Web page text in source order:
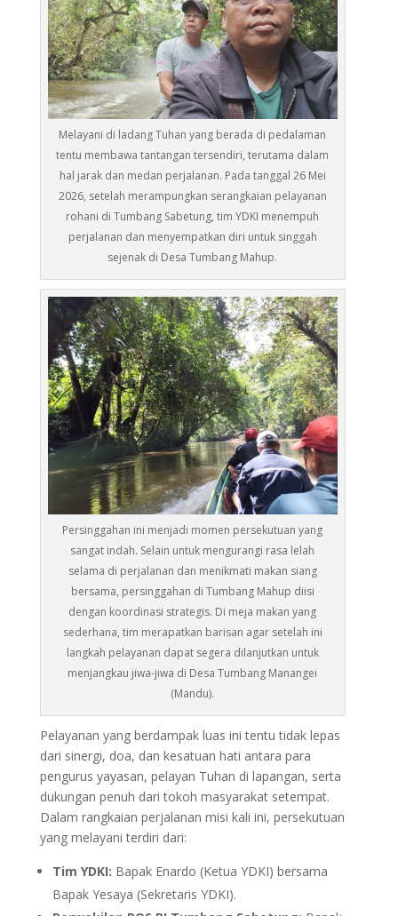
Melayani di ladang Tuhan yang berada di pedalaman
tentu membawa tantangan tersendiri, terutama dalam
hal jarak dan medan perjalanan. Pada tanggal 26 Mei
2026, setelah merampungkan serangkaian pelayanan
rohani di Tumbang Sabetung, tim YDKI menempuh
perjalanan dan menyempatkan diri untuk singgah
sejenak di Desa Tumbang Mahup.
Persinggahan ini menjadi momen persekutuan yang
sangat indah. Selain untuk mengurangi rasa lelah
selama di perjalanan dan menikmati makan siang
bersama, persinggahan di Tumbang Mahup diisi
dengan koordinasi strategis. Di meja makan yang
sederhana, tim merapatkan barisan agar setelah ini
langkah pelayanan dapat segera dilanjutkan untuk
menjangkau jiwa-jiwa di Desa Tumbang Manangei
(Mandu).
Pelayanan yang berdampak luas ini tentu tidak lepas
dari sinergi, doa, dan kesatuan hati antara para
pengurus yayasan, pelayan Tuhan di lapangan, serta
dukungan penuh dari tokoh masyarakat setempat.
Dalam rangkaian perjalanan misi kali ini, persekutuan
yang melayani terdiri dari:
Tim YDKI: Bapak Enardo (Ketua YDKI) bersama
Bapak Yesaya (Sekretaris YDKI).